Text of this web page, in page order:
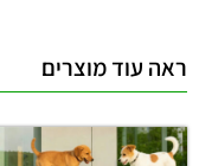
ראה עוד מוצרים